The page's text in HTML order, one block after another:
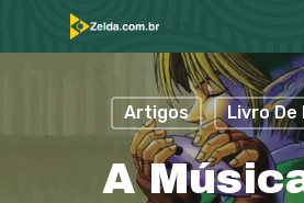
to
Artigos Livro De
A